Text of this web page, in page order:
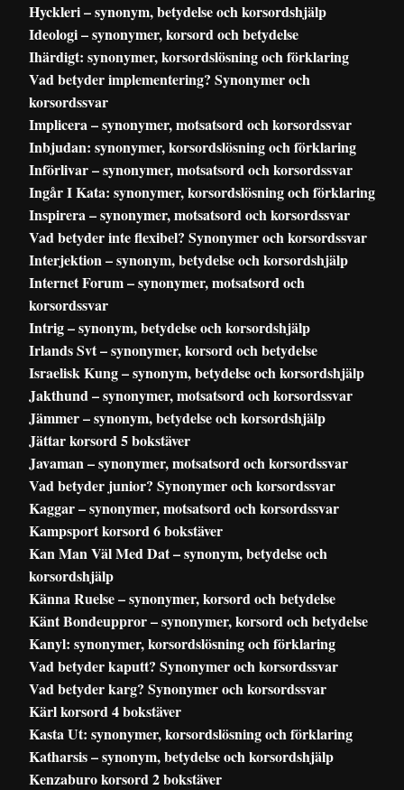
Hyckleri – synonym, betydelse och korsordshjälp
Ideologi – synonymer, korsord och betydelse
Ihärdigt: synonymer, korsordslösning och förklaring
Vad betyder implementering? Synonymer och
korsordssvar
Implicera – synonymer, motsatsord och korsordssvar
Inbjudan: synonymer, korsordslösning och förklaring
Införlivar – synonymer, motsatsord och korsordssvar
Ingår I Kata: synonymer, korsordslösning och förklaring
Inspirera – synonymer, motsatsord och korsordssvar
Vad betyder inte flexibel? Synonymer och korsordssvar
Interjektion – synonym, betydelse och korsordshjälp
Internet Forum – synonymer, motsatsord och
korsordssvar
Intrig – synonym, betydelse och korsordshjälp
Irlands Svt – synonymer, korsord och betydelse
Israelisk Kung – synonym, betydelse och korsordshjälp
Jakthund – synonymer, motsatsord och korsordssvar
Jämmer – synonym, betydelse och korsordshjälp
Jättar korsord 5 bokstäver
Javaman – synonymer, motsatsord och korsordssvar
Vad betyder junior? Synonymer och korsordssvar
Kaggar – synonymer, motsatsord och korsordssvar
Kampsport korsord 6 bokstäver
Kan Man Väl Med Dat – synonym, betydelse och
korsordshjälp
Känna Ruelse – synonymer, korsord och betydelse
Känt Bondeuppror – synonymer, korsord och betydelse
Kanyl: synonymer, korsordslösning och förklaring
Vad betyder kaputt? Synonymer och korsordssvar
Vad betyder karg? Synonymer och korsordssvar
Kärl korsord 4 bokstäver
Kasta Ut: synonymer, korsordslösning och förklaring
Katharsis – synonym, betydelse och korsordshjälp
Kenzaburo korsord 2 bokstäver